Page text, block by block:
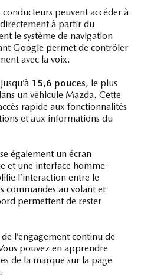
peuvent accéder à
à partir du
le système de navigation
Google permet de contrôler
avec la voix.
15,6 pouces, le plus
un véhicule Mazda. Cette
rapide aux fonctionnalités
et aux informations du
également un écran
et une interface homme-
l’interaction entre le
commandes au volant et
permettent de rester
l’engagement continu de
pouvez en apprendre
de la marque sur la page
.